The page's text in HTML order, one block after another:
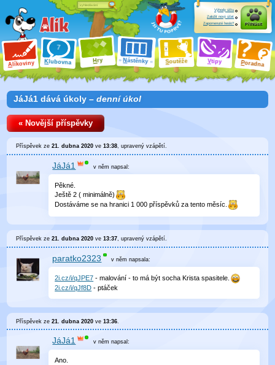
Alíkoviny Klubovna Hry Nástěnky Soutěže Vtipy Poradna
Výhody účtu
Založit nový účet
Zapomenuté heslo?
Přihlásit
JáJá1 dává úkoly – denní úkol
« Novější příspěvky
Příspěvek ze21. dubna 2020 ve13:38, upravenývzápětí.
JáJá1 v něm napsal:
Pěkné.
Ještě 2 ( minimálně)
Dostáváme se na hranici 1 000 příspěvků za tento měsíc.
Příspěvek ze21. dubna 2020 ve13:37, upravenývzápětí.
paratko2323 v němnapsala:
2i.cz/i/qJPE7 - malování - to má být socha Krista spasitele.
2i.cz/i/qJf8D - ptáček
Příspěvek ze21. dubna 2020 ve13:36
JáJá1 v něm napsal:
Ano.